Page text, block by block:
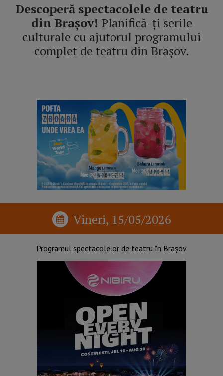
Descoperă spectacolele de teatru
din Brașov! Planifică-ți serile
culturale cu ajutorul programului
complet de teatru din Brașov.
Vineri, 15/05/2026
Programul spectacolelor de teatru în Brașov